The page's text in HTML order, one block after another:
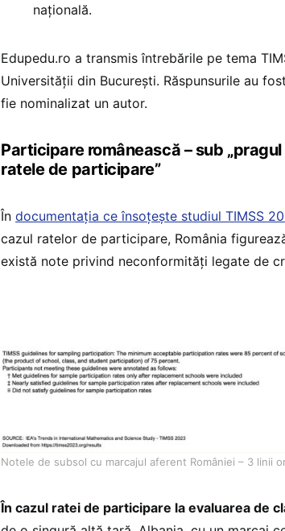
națională.
Edupedu.ro a transmis întrebările pe tema
Universității din București. Răspunsurile au
fie nominalizat un autor.
Participare românească – sub
ratele de participare”
În documentația ce însoțește studiul TIMSS
cazul ratelor de participare, România
există note privind neconformități legate de
Notele de subsol cu marcajul aferent României – 3 linii
În cazul ratei de participare la evaluarea de